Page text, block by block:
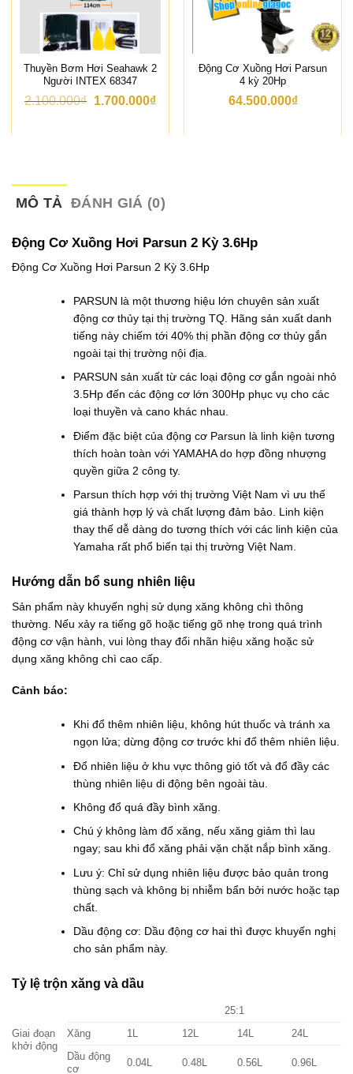
Thuyền Bơm Hơi Seahawk 2
Người INTEX 68347
2.100.000₫ G
:
1
0
0
0
0
₫
.
1.700.000₫G
ạ
à
:
1
0
0
0
0
₫
.
Động Cơ Xuồng Hơi Parsun
4 kỳ 20Hp
64.500.000₫
MÔ TẢ ĐÁNH GIÁ (0)
Động Cơ Xuồng Hơi Parsun 2 Kỳ 3.6Hp
Động Cơ Xuồng Hơi Parsun 2 Kỳ 3.6Hp
PARSUN là một thương hiệu lớn chuyên sản xuất
động cơ thủy tại thị trường TQ. Hãng sản xuất danh
tiếng này chiếm tới 40% thị phần động cơ thủy gắn
ngoài tại thị trường nội địa.
PARSUN sản xuất từ các loại động cơ gắn ngoài nhỏ
3.5Hp đến các động cơ lớn 300Hp phục vụ cho các
loại thuyền và cano khác nhau.
Điểm đặc biệt của động cơ Parsun là linh kiện tương
thích hoàn toàn với YAMAHA do hợp đồng nhượng
quyền giữa 2 công ty.
Parsun thích hợp với thị trường Việt Nam vì ưu thế
giá thành hợp lý và chất lượng đảm bảo. Linh kiện
thay thế dễ dàng do tương thích với các linh kiện của
Yamaha rất phổ biến tại thị trường Việt Nam.
Hướng dẫn bổ sung nhiên liệu
Sản phẩm này khuyến nghị sử dụng xăng không chì thông
thường. Nếu xảy ra tiếng gõ hoặc tiếng gõ nhẹ trong quá trình
động cơ vận hành, vui lòng thay đổi nhãn hiệu xăng hoặc sử
dụng xăng không chì cao cấp.
Cảnh báo:
Khi đổ thêm nhiên liệu, không hút thuốc và tránh xa
ngọn lửa; dừng động cơ trước khi đổ thêm nhiên liệu.
Đổ nhiên liệu ở khu vực thông gió tốt và đổ đầy các
thùng nhiên liệu di động bên ngoài tàu.
Không đổ quá đầy bình xăng.
Chú ý không làm đổ xăng, nếu xăng giảm thì lau
ngay; sau khi đổ xăng phải vặn chặt nắp bình xăng.
Lưu ý: Chỉ sử dụng nhiên liệu được bảo quản trong
thùng sạch và không bị nhiễm bẩn bởi nước hoặc tạp
chất.
Dầu động cơ: Dầu động cơ hai thì được khuyến nghị
cho sản phẩm này.
Tỷ lệ trộn xăng và dầu
Giai đoạn
khởi động
25:1
Xăng 1L 12L 14L 24L
Dầu động
cơ
0.04L 0.48L 0.56L 0.96L